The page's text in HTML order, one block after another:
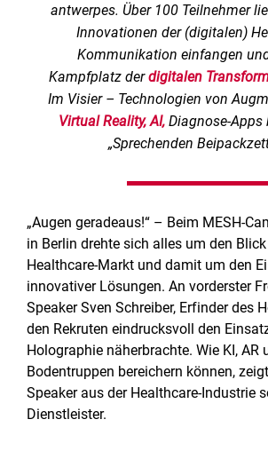
antwerpes. Über 100 Teilnehmer
Innovationen der (digitalen)
Kommunikation einfangen
Kampfplatz derdigitalen
Im Visier – Technologien von
Virtual Reality, AI, Diagnose-
„Sprechenden
„Augen geradeaus!“ – Beim MESH-
in Berlin drehte sich alles um den
Healthcare-Markt und damit um den
innovativer Lösungen. An vorderster
Speaker Sven Schreiber, Erfinder des
den Rekruten eindrucksvoll den
Holographie näherbrachte. Wie KI, AR
Bodentruppen bereichern können,
Speaker aus der Healthcare-Industrie
Dienstleister.